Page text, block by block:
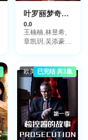
叶罗丽梦奇境真人版
0.0
王楠楠,林昱希,
章凯玥,吴添豪,
欧美剧已完结 共3集